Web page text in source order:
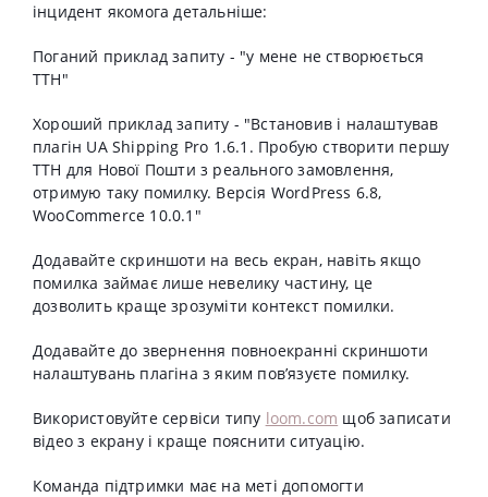
інцидент якомога детальніше:
Поганий приклад запиту - "у мене не створюється
ТТН"
Хороший приклад запиту - "Встановив і налаштував
плагін UA Shipping Pro 1.6.1. Пробую створити першу
ТТН для Нової Пошти з реального замовлення,
отримую таку помилку. Версія WordPress 6.8,
WooCommerce 10.0.1"
Додавайте скриншоти на весь екран, навіть якщо
помилка займає лише невелику частину, це
дозволить краще зрозуміти контекст помилки.
Додавайте до звернення повноекранні скриншоти
налаштувань плагіна з яким повʼязуєте помилку.
Використовуйте сервіси типу loom.com щоб записати
відео з екрану і краще пояснити ситуацію.
Команда підтримки має на меті допомогти